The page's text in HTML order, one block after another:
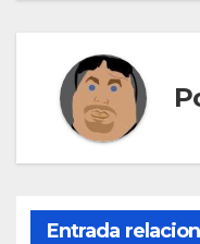
Entrada